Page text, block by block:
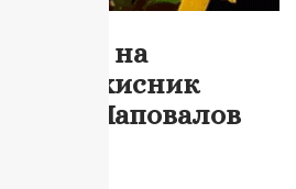
на
захисник
Шаповалов